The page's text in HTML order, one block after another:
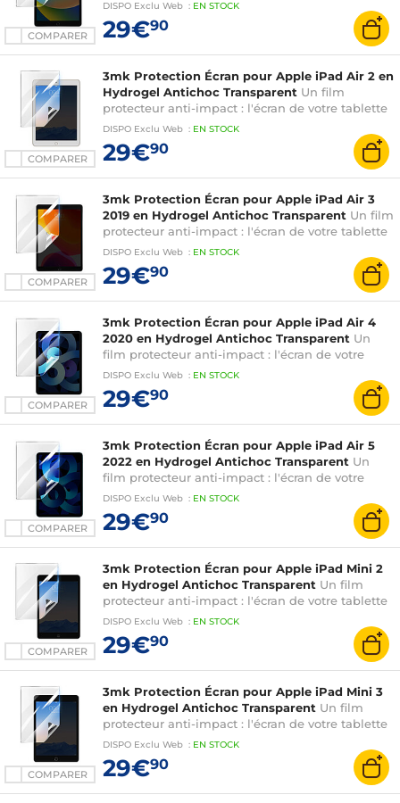
COMPARER
DISPO Exclu Web : EN STOCK
29€90
COMPARER
3mk Protection Écran pour Apple iPad Air 2 en
Hydrogel Antichoc Transparent Un film
protecteur anti-impact : l'écran de votre tablette
est renforcé jusqu'à 300%
DISPO Exclu Web : EN STOCK
29€90
COMPARER
3mk Protection Écran pour Apple iPad Air 3
2019 en Hydrogel Antichoc Transparent Un film
protecteur anti-impact : l'écran de votre tablette
est renforcé jusqu'à 300%
DISPO Exclu Web : EN STOCK
29€90
COMPARER
3mk Protection Écran pour Apple iPad Air 4
2020 en Hydrogel Antichoc Transparent Un
film protecteur anti-impact : l'écran de votre
tablette est renforcé jusqu'à 300%
DISPO Exclu Web : EN STOCK
29€90
COMPARER
3mk Protection Écran pour Apple iPad Air 5
2022 en Hydrogel Antichoc Transparent Un
film protecteur anti-impact : l'écran de votre
tablette est renforcé jusqu'à 300%
DISPO Exclu Web : EN STOCK
29€90
COMPARER
3mk Protection Écran pour Apple iPad Mini 2
en Hydrogel Antichoc Transparent Un film
protecteur anti-impact : l'écran de votre tablette
est renforcé jusqu'à 300%
DISPO Exclu Web : EN STOCK
29€90
COMPARER
3mk Protection Écran pour Apple iPad Mini 3
en Hydrogel Antichoc Transparent Un film
protecteur anti-impact : l'écran de votre tablette
est renforcé jusqu'à 300%
DISPO Exclu Web : EN STOCK
29€90